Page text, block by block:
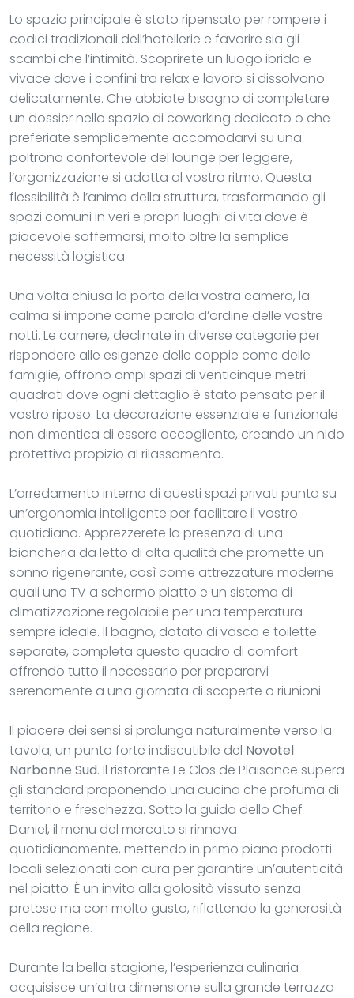
Lo spazio principale è stato ripensato per rompere i
codici tradizionali dell’hotellerie e favorire sia gli
scambi che l’intimità. Scoprirete un luogo ibrido e
vivace dove i confini tra relax e lavoro si dissolvono
delicatamente. Che abbiate bisogno di completare
un dossier nello spazio di coworking dedicato o che
preferiate semplicemente accomodarvi su una
poltrona confortevole del lounge per leggere,
l’organizzazione si adatta al vostro ritmo. Questa
flessibilità è l’anima della struttura, trasformando gli
spazi comuni in veri e propri luoghi di vita dove è
piacevole soffermarsi, molto oltre la semplice
necessità logistica.
Una volta chiusa la porta della vostra camera, la
calma si impone come parola d’ordine delle vostre
notti. Le camere, declinate in diverse categorie per
rispondere alle esigenze delle coppie come delle
famiglie, offrono ampi spazi di venticinque metri
quadrati dove ogni dettaglio è stato pensato per il
vostro riposo. La decorazione essenziale e funzionale
non dimentica di essere accogliente, creando un nido
protettivo propizio al rilassamento.
L’arredamento interno di questi spazi privati punta su
un’ergonomia intelligente per facilitare il vostro
quotidiano. Apprezzerete la presenza di una
biancheria da letto di alta qualità che promette un
sonno rigenerante, così come attrezzature moderne
quali una TV a schermo piatto e un sistema di
climatizzazione regolabile per una temperatura
sempre ideale. Il bagno, dotato di vasca e toilette
separate, completa questo quadro di comfort
offrendo tutto il necessario per prepararvi
serenamente a una giornata di scoperte o riunioni.
Il piacere dei sensi si prolunga naturalmente verso la
tavola, un punto forte indiscutibile del Novotel
Narbonne Sud. Il ristorante Le Clos de Plaisance supera
gli standard proponendo una cucina che profuma di
territorio e freschezza. Sotto la guida dello Chef
Daniel, il menu del mercato si rinnova
quotidianamente, mettendo in primo piano prodotti
locali selezionati con cura per garantire un’autenticità
nel piatto. È un invito alla golosità vissuto senza
pretese ma con molto gusto, riflettendo la generosità
della regione.
Durante la bella stagione, l’esperienza culinaria
acquisisce un’altra dimensione sulla grande terrazza